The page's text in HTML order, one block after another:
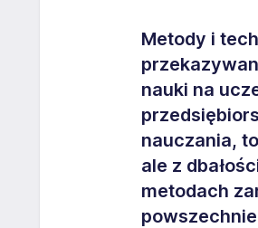
Metody i
nauki na
nauczania,
ale z
metodach